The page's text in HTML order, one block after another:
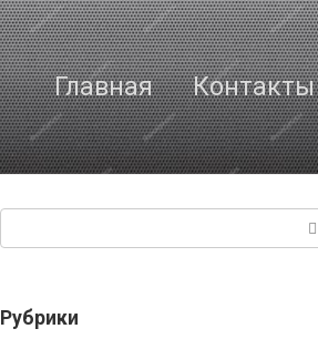
Главная Контакты
Рубрики